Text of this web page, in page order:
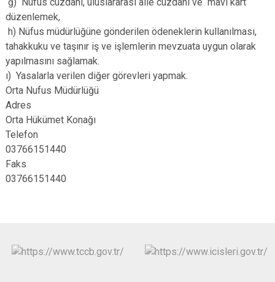
düzenlemek,
h) Nüfus müdürlüğüne gönderilen ödeneklerin kullanılması,
tahakkuku ve taşınır iş ve işlemlerin mevzuata uygun olarak
yapılmasını sağlamak.
ı) Yasalarla verilen diğer görevleri yapmak.
Orta Nufus Müdürlüğü
Adres
Orta Hükümet Konağı
Telefon
03766151440
Faks
03766151440